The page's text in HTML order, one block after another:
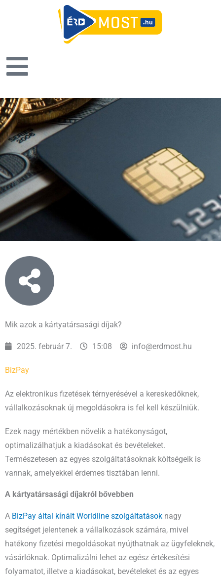
Mik azok a kártyatársasági díjak?
2025. február 7. 15:08 info@erdmost.hu
BizPay
Az elektronikus fizetések térnyerésével a kereskedőknek,
vállalkozásoknak új megoldásokra is fel kell készülniük.
Ezek nagy mértékben növelik a hatékonyságot,
optimalizálhatjuk a kiadásokat és bevételeket.
Természetesen az egyes szolgáltatásoknak költségeik is
vannak, amelyekkel érdemes tisztában lenni.
A kártyatársasági díjakról bővebben
A BizPay által kínált Worldline szolgáltatások nagy
segítséget jelentenek a vállalkozások számára, mivel
hatékony fizetési megoldásokat nyújthatnak az ügyfeleknek,
vásárlóknak. Optimalizálni lehet az egész értékesítési
folyamatot, illetve a kiadásokat, bevételeket és az egyes